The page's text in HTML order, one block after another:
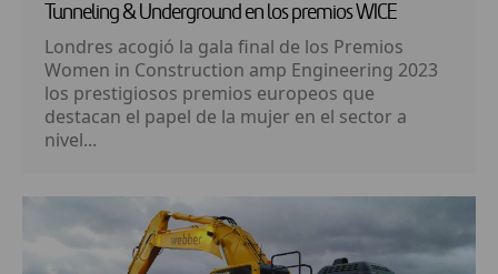
Tunneling & Underground en los premios WICE
Londres acogió la gala final de los Premios
Women in Construction amp Engineering 2023
los prestigiosos premios europeos que
destacan el papel de la mujer en el sector a
nivel...